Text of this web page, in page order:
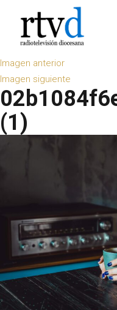
Imagen anterior
Imagen siguiente
(1)